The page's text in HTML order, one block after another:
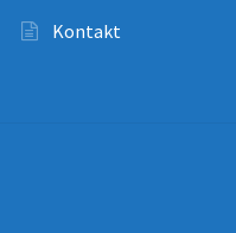
Kontakt